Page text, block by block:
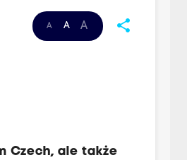
A A A share
Czech, ale także